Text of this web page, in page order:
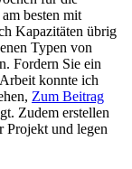
besten mit
Kapazitäten übrig
Typen von
Fordern Sie ein
konnte ich
Zum Beitrag
Zudem erstellen
und legen